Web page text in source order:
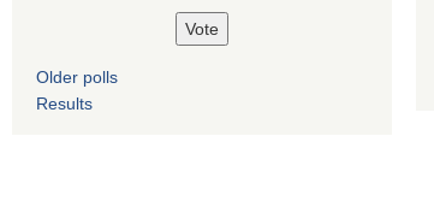
Older polls
Results